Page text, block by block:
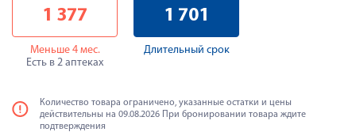
1 377
Меньше 4 мес.
Есть в 2 аптеках
1 701
Длительный срок
Количество товара ограничено, указанные остатки и цены
действительны на 09.08.2026 При бронировании товара ждите
подтверждения